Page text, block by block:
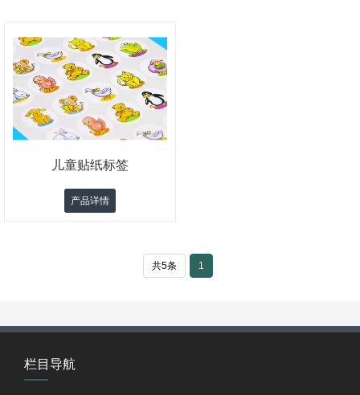
儿童贴纸标签
产品详情
共5条 1
栏目导航